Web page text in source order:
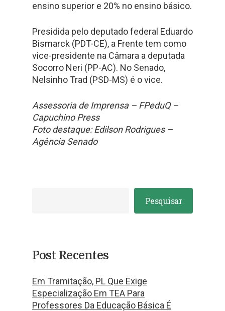
ensino superior e 20% no ensino básico.
Presidida pelo deputado federal Eduardo
Bismarck (PDT-CE), a Frente tem como
vice-presidente na Câmara a deputada
Socorro Neri (PP-AC). No Senado,
Nelsinho Trad (PSD-MS) é o vice.
Assessoria de Imprensa – FPeduQ –
Capuchino Press
Foto destaque: Edilson Rodrigues –
Agência Senado
Pesquisar
Post Recentes
Em Tramitação, PL Que Exige
Especialização Em TEA Para
Professores Da Educação Básica É